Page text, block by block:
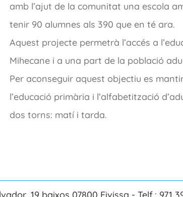
amb l’ajut de la comunitat una escola
tenir 90 alumnes als 390 que en té ara.
Aquest projecte permetrà l’accés a
Mihecane i a una part de la població
Per aconseguir aquest objectiu es
l’educació primària i l’alfabetització
dos torns: matí i tarda.